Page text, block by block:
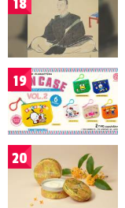
18
19
20